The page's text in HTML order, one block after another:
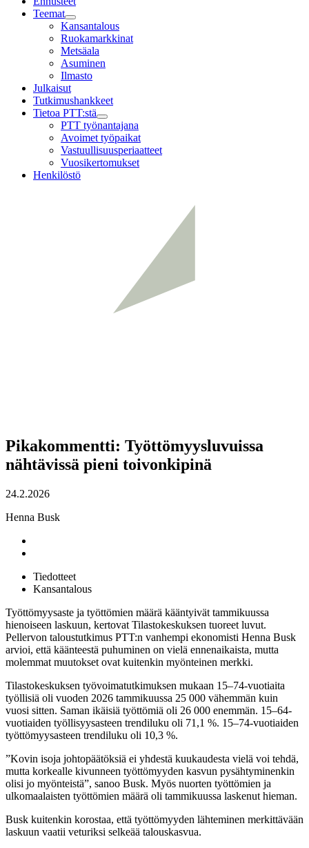
Teemat
Child
menu
Kansantalous
Ruokamarkkinat
Metsäala
Asuminen
Ilmasto
Julkaisut
Tutkimushankkeet
Tietoa PTT:stä
Child
menu
PTT työnantajana
Avoimet työpaikat
Vastuullisuusperiaatteet
Vuosikertomukset
Henkilöstö
Pikakommentti: Työttömyysluvuissa
nähtävissä pieni toivonkipinä
24.2.2026
Henna Busk
Tiedotteet
Kansantalous
Työttömyysaste ja työttömien määrä kääntyivät tammikuussa
hienoiseen laskuun, kertovat Tilastokeskuksen tuoreet luvut.
Pellervon taloustutkimus PTT:n vanhempi ekonomisti Henna Busk
arvioi, että käänteestä puhuminen on vielä ennenaikaista, mutta
molemmat muutokset ovat kuitenkin myönteinen merkki.
Tilastokeskuksen työvoimatutkimuksen mukaan 15–74-vuotiaita
työllisiä oli vuoden 2026 tammikuussa 25 000 vähemmän kuin
vuosi sitten. Saman ikäisiä työttömiä oli 26 000 enemmän. 15–64-
vuotiaiden työllisyysasteen trendiluku oli 71,1 %. 15–74-vuotiaiden
työttömyysasteen trendiluku oli 10,3 %.
”Kovin isoja johtopäätöksiä ei yhdestä kuukaudesta vielä voi tehdä,
mutta korkealle kivunneen työttömyyden kasvun pysähtyminenkin
olisi jo myönteistä”, sanoo Busk. Myös nuorten työttömien ja
ulkomaalaisten työttömien määrä oli tammikuussa laskenut hieman.
Busk kuitenkin korostaa, että työttömyyden lähteminen merkittävään
laskuun vaatii veturiksi selkeää talouskasvua.